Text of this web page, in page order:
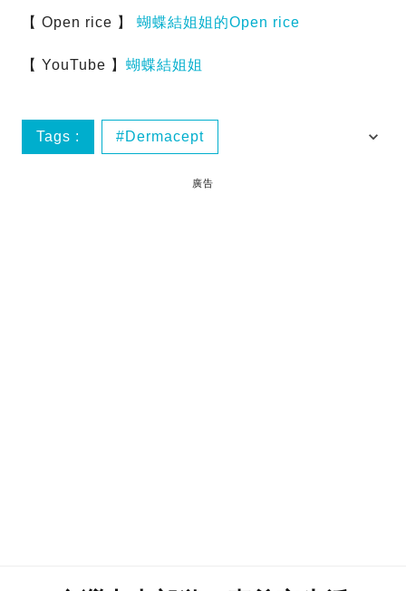
【 Open rice 】 蝴蝶結姐姐的Open rice
【 YouTube 】 蝴蝶結姐姐
Tags : Dermacept
Dermacept by Dr. Zein Obagi
廣告